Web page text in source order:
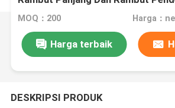
MOQ：200 Harga：
Harga terbaik
DESKRIPSI PRODUK